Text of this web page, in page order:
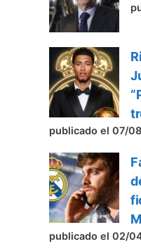
publicado el 07/
publicado el 02/